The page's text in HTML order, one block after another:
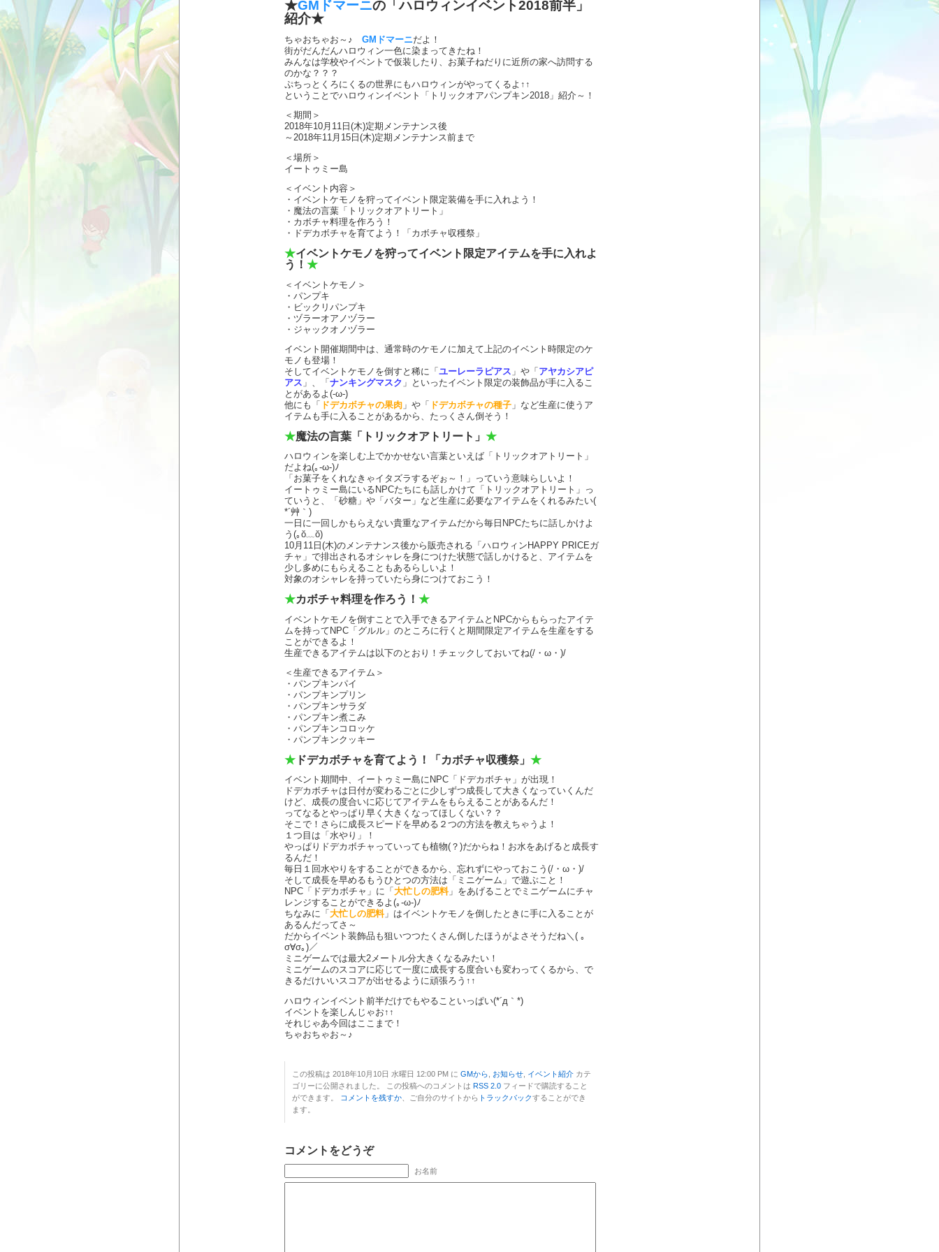
★GMドマーニの「ハロウィンイベント2018前半」
紹介★
ちゃおちゃお～♪ GMドマーニだよ！
街がだんだんハロウィン一色に染まってきたね！
みんなは学校やイベントで仮装したり、お菓子ねだりに近所の家へ訪問する
のかな？？？
ぷちっとくろにくるの世界にもハロウィンがやってくるよ↑↑
ということでハロウィンイベント「トリックオアパンプキン2018」紹介～！
＜期間＞
2018年10月11日(木)定期メンテナンス後
～2018年11月15日(木)定期メンテナンス前まで
＜場所＞
イートゥミー島
＜イベント内容＞
・イベントケモノを狩ってイベント限定装備を手に入れよう！
・魔法の言葉「トリックオアトリート」
・カボチャ料理を作ろう！
・ドデカボチャを育てよう！「カボチャ収穫祭」
★イベントケモノを狩ってイベント限定アイテムを手に入れよ
う！ ★
＜イベントケモノ＞
・パンプキ
・ビックリパンプキ
・ヅラーオアノヅラー
・ジャックオノヅラー
イベント開催期間中は、通常時のケモノに加えて上記のイベント時限定のケ
モノも登場！
そしてイベントケモノを倒すと稀に「 ユーレーラピアス 」や「 アヤカシアピ
アス 」、「 ナンキングマスク 」といったイベント限定の装飾品が手に入るこ
とがあるよ(-ω-)
他にも「
ドデカボチャの果肉 」や「 ドデカボチャの種子 」など生産に使うア
イテムも手に入ることがあるから、たっくさん倒そう！
★魔法の言葉「トリックオアトリート」 ★
ハロウィンを楽しむ上でかかせない言葉といえば「トリックオアトリート」
だよね(｡-ω-)ﾉ
「お菓子をくれなきゃイタズラするぞぉ～！」っていう意味らしいよ！
イートゥミー島にいるNPCたちにも話しかけて「トリックオアトリート」っ
ていうと、「砂糖」や「バター」など生産に必要なアイテムをくれるみたい(
*´艸｀)
一日に一回しかもらえない貴重なアイテムだから毎日NPCたちに話しかけよ
う(｡ŏ﹏ŏ)
10月11日(木)のメンテナンス後から販売される「ハロウィンHAPPY PRICEガ
チャ」で排出されるオシャレを身につけた状態で話しかけると、アイテムを
少し多めにもらえることもあるらしいよ！
対象のオシャレを持っていたら身につけておこう！
★カボチャ料理を作ろう！ ★
イベントケモノを倒すことで入手できるアイテムとNPCからもらったアイテ
ムを持ってNPC「グルル」のところに行くと期間限定アイテムを生産をする
ことができるよ！
生産できるアイテムは以下のとおり！チェックしておいてね(/・ω・)/
＜生産できるアイテム＞
・パンプキンパイ
・パンプキンプリン
・パンプキンサラダ
・パンプキン煮こみ
・パンプキンコロッケ
・パンプキンクッキー
★ ドデカボチャを育てよう！「カボチャ収穫祭」 ★
イベント期間中、イートゥミー島にNPC「ドデカボチャ」が出現！
ドデカボチャは日付が変わるごとに少しずつ成長して大きくなっていくんだ
けど、成長の度合いに応じてアイテムをもらえることがあるんだ！
ってなるとやっぱり早く大きくなってほしくない？？
そこで！さらに成長スピードを早める２つの方法を教えちゃうよ！
１つ目は「水やり」！
やっぱりドデカボチャっていっても植物(？)だからね！お水をあげると成長す
るんだ！
毎日１回水やりをすることができるから、忘れずにやっておこう(/・ω・)/
そして成長を早めるもうひとつの方法は「ミニゲーム」で遊ぶこと！
NPC「ドデカボチャ」に「 大忙しの肥料」をあげることでミニゲームにチャ
レンジすることができるよ(｡-ω-)ﾉ
ちなみに「 大忙しの肥料」はイベントケモノを倒したときに手に入ることが
あるんだってさ～
だからイベント装飾品も狙いつつたくさん倒したほうがよさそうだね＼( ｡
σ∀σ｡)／
ミニゲームでは最大2メートル分大きくなるみたい！
ミニゲームのスコアに応じて一度に成長する度合いも変わってくるから、で
きるだけいいスコアが出せるように頑張ろう↑↑
ハロウィンイベント前半だけでもやることいっぱい(*´д｀*)
イベントを楽しんじゃお↑↑
それじゃあ今回はここまで！
ちゃおちゃお～♪
この投稿は 2018年10月10日 水曜日 12:00 PM に GMから お知らせ イベント紹介 カテ
ゴリーに公開されました。 この投稿へのコメントは RSS 2.0 フィードで購読すること
ができます。
コメントを残すか 、ご自分のサイトから トラックバックすることができ
ます。
コメントをどうぞ
お名前